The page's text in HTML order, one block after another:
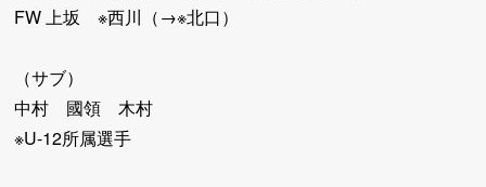
FW 上坂 ※西川（→※北口）
（サブ）
中村 國領 木村
※U-12所属選手